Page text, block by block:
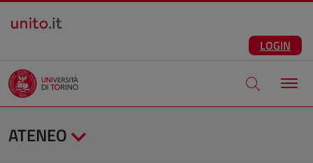
Salta al contenuto principale
LOGIN
Apri modale
ATENEO